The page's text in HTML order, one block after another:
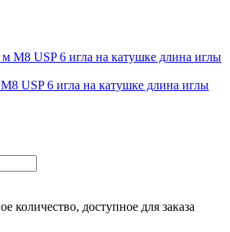
USP 6 игла на катушке длина иглы
количество, доступное для заказа